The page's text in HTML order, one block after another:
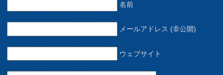
名前
メールアドレス (非公開)
ウェブサイト